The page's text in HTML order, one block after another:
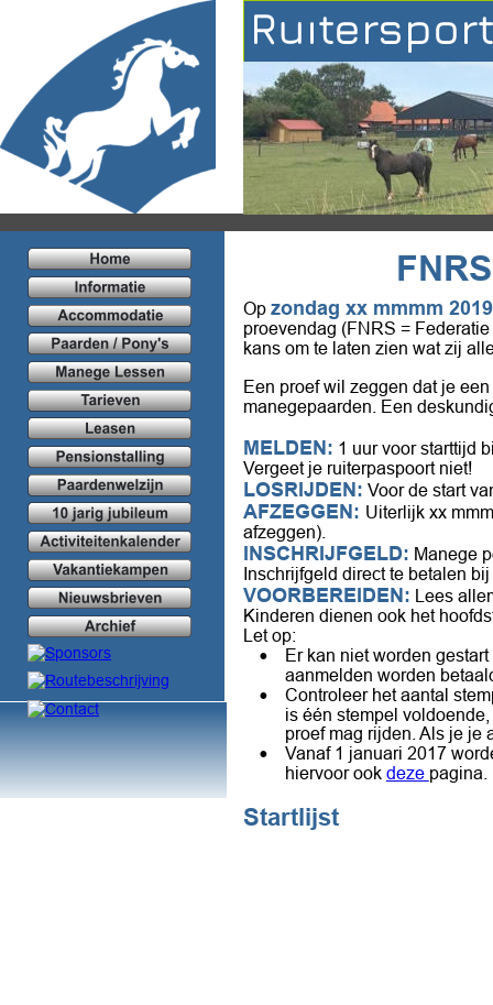
Op zondag xx mmmm 2019
proevendag (FNRS =
kans om te laten zien wat zij
Een proef wil zeggen dat je
manegepaarden. Een
MELDEN: 1 uur voor starttijd
Vergeet je ruiterpaspoort niet!
LOSRIJDEN: Voor de start
AFZEGGEN: Uiterlijk xx
afzeggen).
INSCHRIJFGELD: Manege
Inschrijfgeld direct te betalen
VOORBEREIDEN: Lees
Kinderen dienen ook het
Let op:
•
Er kan niet worden
aanmelden worden
•
Controleer het aantal
is één stempel
proef mag rijden. Als je je
•
Vanaf 1 januari 2017
hiervoor ook deze pagina.
Startlijst